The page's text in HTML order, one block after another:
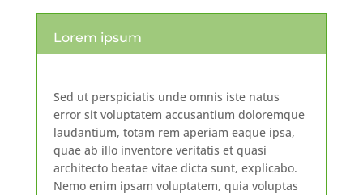
Lorem ipsum
Sed ut perspiciatis unde omnis iste natus
error sit voluptatem accusantium doloremque
laudantium, totam rem aperiam eaque ipsa,
quae ab illo inventore veritatis et quasi
architecto beatae vitae dicta sunt, explicabo.
Nemo enim ipsam voluptatem, quia voluptas